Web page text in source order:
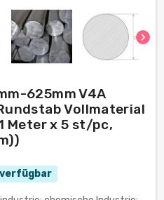
chevron_right
625mm V4A
Vollmaterial
Meter x 5 st/pc,
verfügbar